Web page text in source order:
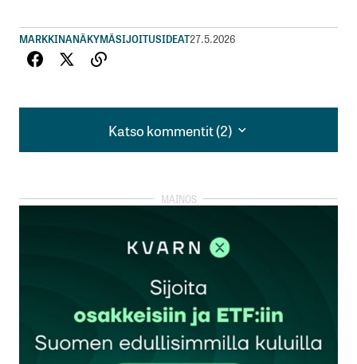
MARKKINANÄKYMÄSIJOITUSIDEAT27.5.2026
Katso kommentit (2)
Katso kommentit (2)
parhaat tuotot on jo saatu; siellä on useampia 500-
eikä vastaavaa ole enää niin helppoa löytää.
Vastaa